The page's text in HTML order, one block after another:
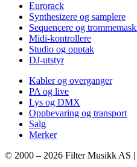
Eurorack
Synthesizere og samplere
Sequencere og
Midi-kontrollere
Studio og opptak
DJ-utstyr
Kabler og overganger
PA og live
Lys og DMX
Oppbevaring og transport
Salg
Merker
© 2000 – 2026 Filter Musikk AS